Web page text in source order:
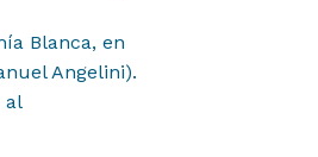
Blanca, en
Angelini).
al